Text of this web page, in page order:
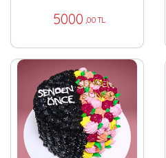
5000 ,00 TL